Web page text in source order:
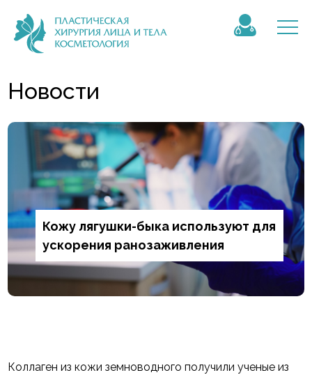
Новости
Кожу лягушки-быка используют для
ускорения ранозаживления
Коллаген из кожи земноводного получили ученые из